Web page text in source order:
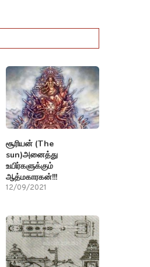
சூரியன் (The
sun)அனைத்து
உயிர்களுக்கும்
ஆத்மகாரகன்!!!
12/09/2021